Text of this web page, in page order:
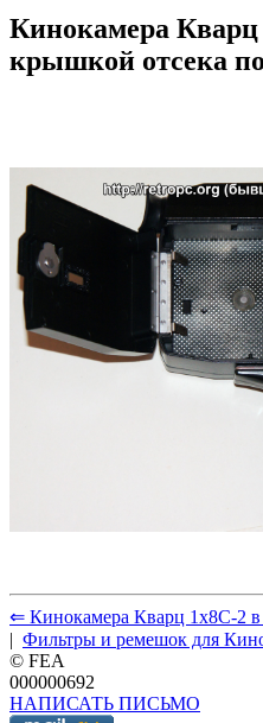
Кинокамера
крышкой отсека
⇐ Кинокамера Кварц 1x8С-2 в
| Фильтры и ремешок для
© FEA
000000692
НАПИСАТЬ ПИСЬМО